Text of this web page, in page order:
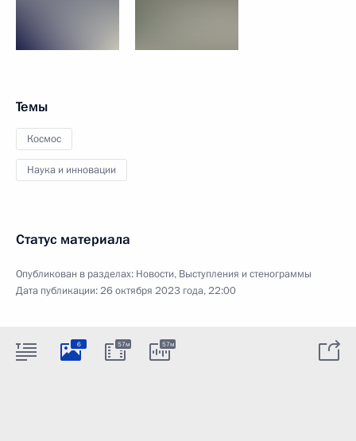
Темы
Космос
Наука и инновации
Статус материала
Опубликован в разделах: Новости, Выступления и стенограммы
Дата публикации:26 октября 2023 года, 22:00
6 57м 57м